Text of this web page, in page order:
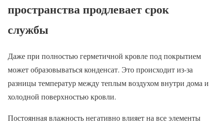
пространства продлевает срок
службы
Даже при полностью герметичной кровле под покрытием
может образовываться конденсат. Это происходит из-за
разницы температур между теплым воздухом внутри дома и
холодной поверхностью кровли.
Постоянная влажность негативно влияет на все элементы